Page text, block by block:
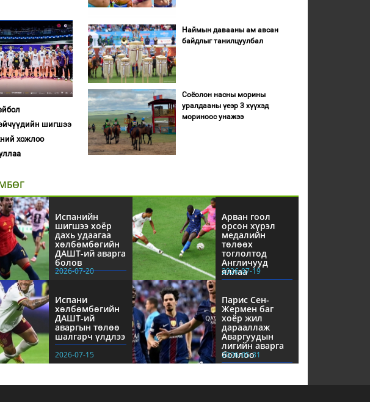
шигшээ
хожлоо
Наймын давааны ам авсан
байдлыг танилцуулбал
Соёолон насны морины
уралдааны үеэр 3 хүүхэд
мориноос унажээ
Испанийн
шигшээ хоёр
дахь удаагаа
хөлбөмбөгийн
ДАШТ-ий аварга
болов
2026-07-20
Арван гоол
орсон хүрэл
медалийн
төлөөх
тоглолтод
Англичууд
яллаа
2026-07-19
Испани
хөлбөмбөгийн
ДАШТ-ий
аваргын төлөө
шалгарч үлдлээ
2026-07-15
Парис Сен-
Жермен баг
хоёр жил
дарааллаж
Аваргуудын
лигийн аварга
боллоо
2026-05-31